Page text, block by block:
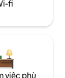
fi
việc phù